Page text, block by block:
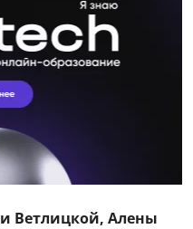
Ветлицкой, Алены